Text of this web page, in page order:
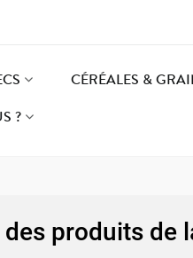
CÉRÉALES &
?
produits de